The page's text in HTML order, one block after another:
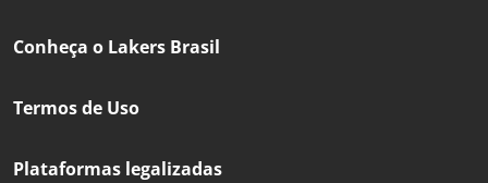
Conheça o Lakers Brasil
Termos de Uso
Plataformas legalizadas